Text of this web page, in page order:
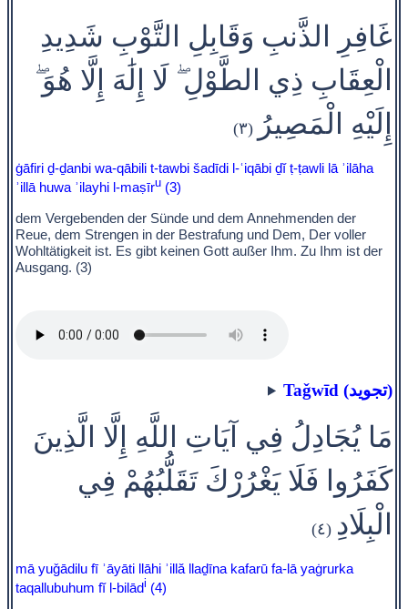
غَافِرِ الذَّنبِ وَقَابِلِ التَّوْبِ شَدِيدِ
الْعِقَابِ ذِي الطَّوْلِ ۖ لَا إِلَٰهَ إِلَّا هُوَ ۖ
إِلَيْهِ الْمَصِيرُ (٣)
ġāfiri ḏ-ḏanbi wa-qābili t-tawbi šadīdi l-ʿiqābi ḏĭ ṭ-ṭawli lā ʾilāha
ʾillā huwa ʾilayhi l-maṣīru (3)
dem Vergebenden der Sünde und dem Annehmenden der
Reue, dem Strengen in der Bestrafung und Dem, Der voller
Wohltätigkeit ist. Es gibt keinen Gott außer Ihm. Zu Ihm ist der
Ausgang. (3)
Taǧwīd (تجويد)
مَا يُجَادِلُ فِي آيَاتِ اللَّهِ إِلَّا الَّذِينَ
كَفَرُوا فَلَا يَغْرُرْكَ تَقَلُّبُهُمْ فِي
الْبِلَادِ (٤)
mā yuǧādilu fī ʾāyāti llāhi ʾillă llaḏīna kafarū fa-lā yaġrurka
taqallubuhum fĭ l-bilādi (4)